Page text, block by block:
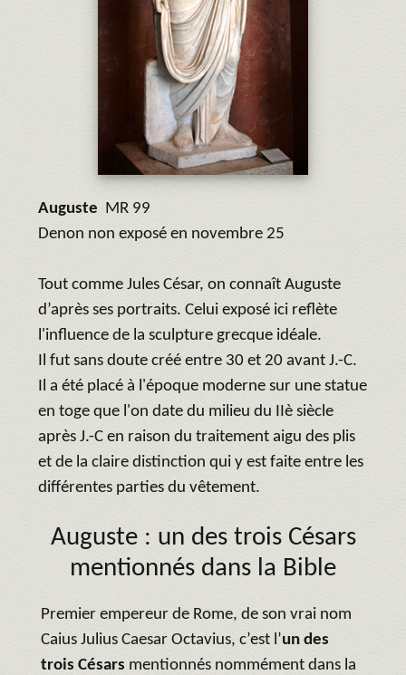
Auguste MR 99
Denon non exposé en novembre 25
Tout comme Jules César, on connaît Auguste
d’après ses portraits. Celui exposé ici reflète
l'influence de la sculpture grecque idéale.
Il fut sans doute créé entre 30 et 20 avant J.-C.
Il a été placé à l'époque moderne sur une statue
en toge que l'on date du milieu du IIè siècle
après J.-C en raison du traitement aigu des plis
et de la claire distinction qui y est faite entre les
différentes parties du vêtement.
Auguste : un des trois Césars
mentionnés dans la Bible
Premier empereur de Rome, de son vrai nom
Caius Julius Caesar Octavius, c’est l’un des
trois Césars mentionnés nommément dans la